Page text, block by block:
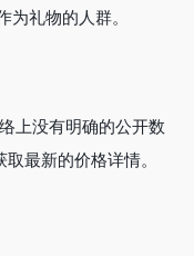
为礼物的人群。
上没有明确的公开数
最新的价格详情。